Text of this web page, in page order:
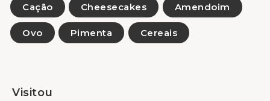
Cação Cheesecakes Amendoim
Ovo Pimenta Cereais
Visitou